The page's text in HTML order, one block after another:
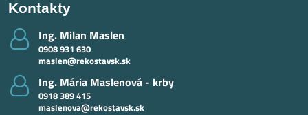
Kontakty
Ing​. Milan Maslen
0908 931 630
maslen@rekostavsk.sk
Ing​. Mária Maslenová - krby
0918 389 415
maslenova@rekostavsk.sk